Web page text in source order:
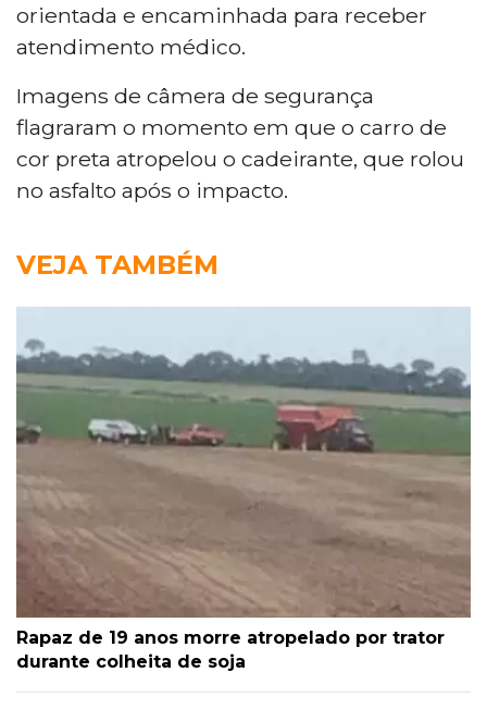
orientada e encaminhada para receber
atendimento médico.
Imagens de câmera de segurança
flagraram o momento em que o carro de
cor preta atropelou o cadeirante, que rolou
no asfalto após o impacto.
VEJA TAMBÉM
Rapaz de 19 anos morre atropelado por trator
durante colheita de soja